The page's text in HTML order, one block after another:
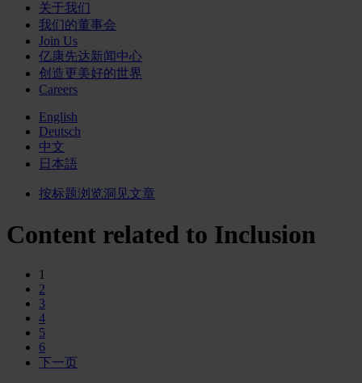
关于我们
我们的董事会
Join Us
亿康先达新闻中心
创造更美好的世界
Careers
English
Deutsch
中文
日本語
按标题浏览洞见文章
Content related to Inclusion
1
2
3
4
5
6
下一页